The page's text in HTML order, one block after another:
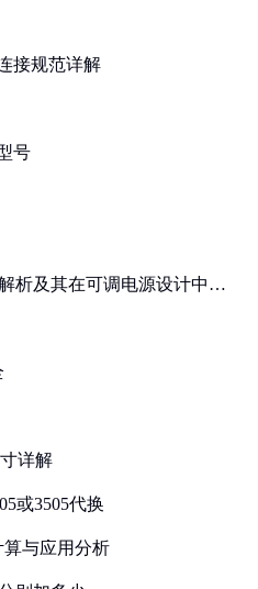
接规范详解
号
析及其在可调电源设计中的
详解
或3505代换
算与应用分析